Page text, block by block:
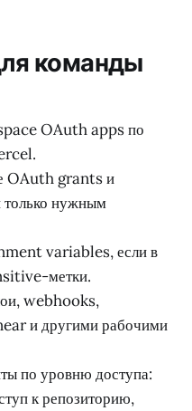
команды
OAuth apps по
OAuth grants и
только нужным
variables, если в
метки.
webhooks,
и другими рабочими
по уровню доступа:
к репозиторию,